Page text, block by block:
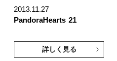
2013.11.27
PandoraHearts 21
詳しく見る